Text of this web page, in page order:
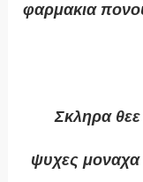
φαρμακια
Σκληρα
ψυχες μοναχα